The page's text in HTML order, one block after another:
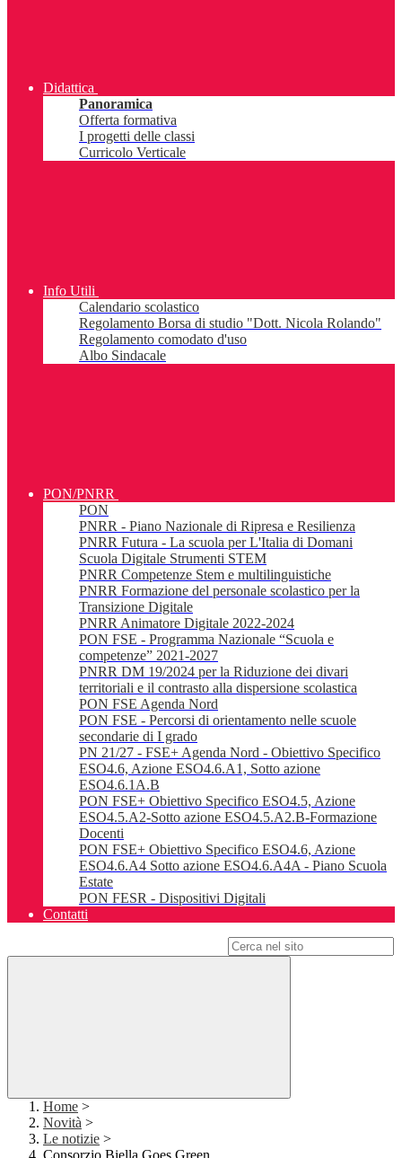
Didattica
Panoramica
Offerta formativa
I progetti delle classi
Curricolo Verticale
Info Utili
Calendario scolastico
Regolamento Borsa di studio "Dott. Nicola Rolando"
Regolamento comodato d'uso
Albo Sindacale
PON/PNRR
PON
PNRR - Piano Nazionale di Ripresa e Resilienza
PNRR Futura - La scuola per L'Italia di Domani
Scuola Digitale Strumenti STEM
PNRR Competenze Stem e multilinguistiche
PNRR Formazione del personale scolastico per la
Transizione Digitale
PNRR Animatore Digitale 2022-2024
PON FSE - Programma Nazionale “Scuola e
competenze” 2021-2027
PNRR DM 19/2024 per la Riduzione dei divari
territoriali e il contrasto alla dispersione scolastica
PON FSE Agenda Nord
PON FSE - Percorsi di orientamento nelle scuole
secondarie di I grado
PN 21/27 - FSE+ Agenda Nord - Obiettivo Specifico
ESO4.6, Azione ESO4.6.A1, Sotto azione
ESO4.6.1A.B
PON FSE+ Obiettivo Specifico ESO4.5, Azione
ESO4.5.A2-Sotto azione ESO4.5.A2.B-Formazione
Docenti
PON FSE+ Obiettivo Specifico ESO4.6, Azione
ESO4.6.A4 Sotto azione ESO4.6.A4A - Piano Scuola
Estate
PON FESR - Dispositivi Digitali
Contatti
Home >
Novità >
Le notizie >